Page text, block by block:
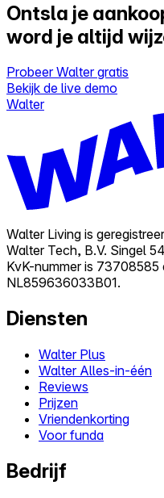
Ontsla je
word je altijd
Probeer Walter gratis
Bekijk de live demo
Walter
Walter Living is
Walter Tech, B.V. Singel
KvK-nummer is 73708585
NL859636033B01.
Diensten
Walter Plus
Walter Alles-in-één
Reviews
Prijzen
Vriendenkorting
Voor funda
Bedrijf